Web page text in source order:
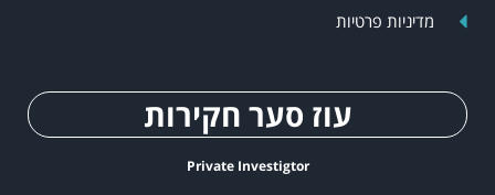
מדיניות פרטיות
עוז סער חקירות
Private Investigtor